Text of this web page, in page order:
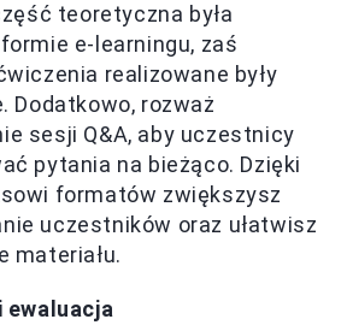
teoretyczna była
e-learningu, zaś
realizowane były
Dodatkowo, rozważ
sesji Q&A, aby uczestnicy
pytania na bieżąco. Dzięki
formatów zwiększysz
uczestników oraz ułatwisz
materiału.